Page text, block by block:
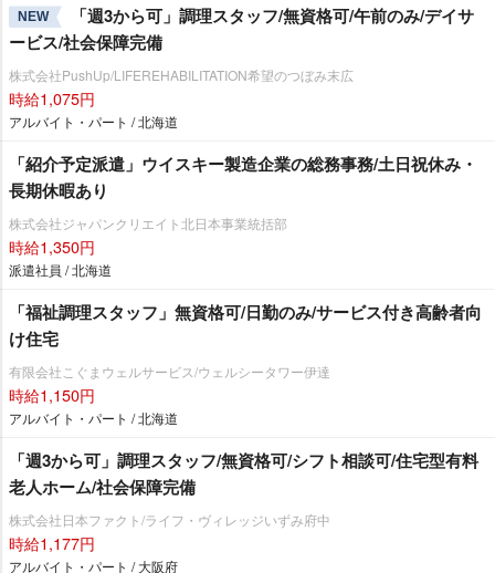
NEW
「週3から可」調理スタッフ/無資格可/午前のみ/デイサ
ービス/社会保障完備
株式会社PushUp/LIFEREHABILITATION希望のつぼみ末広
時給1,075円
アルバイト・パート / 北海道
「紹介予定派遣」ウイスキー製造企業の総務事務/土日祝休み・
長期休暇あり
株式会社ジャパンクリエイト北日本事業統括部
時給1,350円
派遣社員 / 北海道
「福祉調理スタッフ」無資格可/日勤のみ/サービス付き高齢者向
け住宅
有限会社こぐまウェルサービス/ウェルシータワー伊達
時給1,150円
アルバイト・パート / 北海道
「週3から可」調理スタッフ/無資格可/シフト相談可/住宅型有料
老人ホーム/社会保障完備
株式会社日本ファクト/ライフ・ヴィレッジいずみ府中
時給1,177円
アルバイト・パート / 大阪府